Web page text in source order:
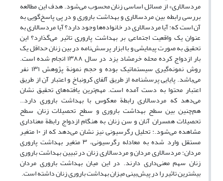
مردسالاری» از مسائل اساسی زنان محسوب می‌شود. هدف این مطالعه
بررسی رابطه بین مردسالاری و بهداشت باروری و در پی پاسخ‌گویی به
آن است که: آیا مردسالاری در خانواده‌ها وجود دارد؟ آیا مردسالاری به
عنوان یک واقعیت اجتماعی بر بهداشت پاروری تاثیر می‌گذارد؟ این
تحقیق به صورت پیمایشی و با ابزار پرسش‌نامه در بین زنان حداقل یک
بار ازدواج کرده محله خرمشاد یزد در سال ۱۳۸۸ انجام شده است.
روش نمونه‌گیری سیستماتیک بوده و حجم نمونة پژوهش ۱۳۱ نفر
می‌باشد. پایایی پرسشنامه از طریق آلفای کرونباخ و اعتبار آن از طریق
اعتبار محتوا به دست آمده است. مهم‌ترین یافته‌های تحقیق نشان
می‌دهد که مردسالاری رابطة معکوس با بهداشت باروری دارد..
هم‌چنین بین سطح بهداشت باروری و سطح تحصیلات زنان, سطح
تحصیلات همسران آنان و سن زنان به هنگام ازدواج رابطة معناداری
مشاهده می‌شود.: تحلیل رگرسیونی نیز نشان می‌دهد که از ۱۰ متغیر
مستقل وارد شده به معادله رگرسیونی، ۳ متغیر بهداشت پاروری
مردان؛ مردسالاری مردان و مردسالاری زنان در تبیین بهداشت باروری
زنان سهم معنی‌داری دارند. در این میان بهداشت باروری مردان
بیشترین تاثیر را در پیش‌بینی میزان بهداشت باروری زنان داشته است.